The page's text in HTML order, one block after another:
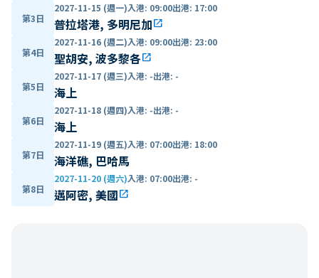
第3日
2027-11-15 (週一)入港: 09:00出港: 17:00
普拉塔港, 多明尼加open_in_new
第4日
2027-11-16 (週二)入港: 09:00出港: 23:00
聖胡安, 波多黎各open_in_new
第5日
2027-11-17 (週三)入港: -出港: -
海上
第6日
2027-11-18 (週四)入港: -出港: -
海上
第7日
2027-11-19 (週五)入港: 07:00出港: 18:00
海洋礁, 巴哈馬
第8日
2027-11-20 (週六)入港: 07:00出港: -
邁阿密, 美國open_in_new